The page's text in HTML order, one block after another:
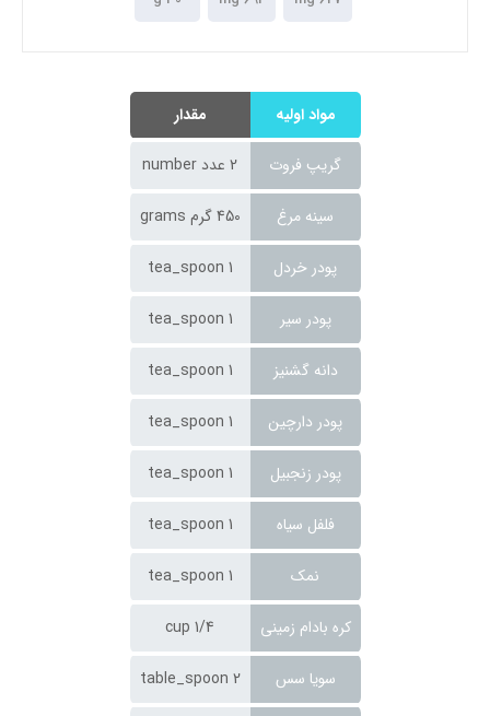
مواد اولیه مقدار
گریپ فروت 2 عدد number
سینه مرغ 450 گرم grams
پودر خردل 1 tea_spoon
پودر سیر 1 tea_spoon
دانه گشنیز 1 tea_spoon
پودر دارچین 1 tea_spoon
پودر زنجبیل 1 tea_spoon
فلفل سیاه 1 tea_spoon
نمک 1 tea_spoon
کره بادام زمینی 1/4 cup
سویا سس 2 table_spoon